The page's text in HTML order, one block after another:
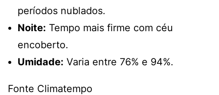
períodos nublados.
Noite: Tempo mais firme com céu
encoberto.
Umidade: Varia entre 76% e 94%.
Fonte Climatempo